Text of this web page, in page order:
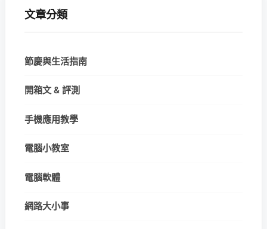
文章分類
節慶與生活指南
開箱文 & 評測
手機應用教學
電腦小教室
電腦軟體
網路大小事